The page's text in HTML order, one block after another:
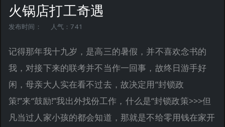
火锅店打工奇遇
发布时间： 人气：741
记得那年我十九岁，是高三的暑假，并不喜欢念书的
我，对接下来的联考并不当作一回事，故终日游手好
闲，母亲大人实在看不过去，故决定用“封锁政
策!”来“鼓励!”我出外找份工作，什么是“封锁政策>>>但
凡当过人家小孩的都会知道，那就是不给零用钱在家开